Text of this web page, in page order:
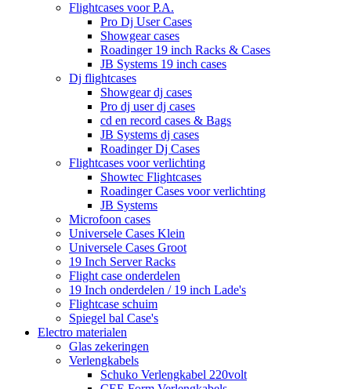
Flightcases voor P.A.
Pro Dj User Cases
Showgear cases
Roadinger 19 inch Racks & Cases
JB Systems 19 inch cases
Dj flightcases
Showgear dj cases
Pro dj user dj cases
cd en record cases & Bags
JB Systems dj cases
Roadinger Dj Cases
Flightcases voor verlichting
Showtec Flightcases
Roadinger Cases voor verlichting
JB Systems
Microfoon cases
Universele Cases Klein
Universele Cases Groot
19 Inch Server Racks
Flight case onderdelen
19 Inch onderdelen / 19 inch Lade's
Flightcase schuim
Spiegel bal Case's
Electro materialen
Glas zekeringen
Verlengkabels
Schuko Verlengkabel 220volt